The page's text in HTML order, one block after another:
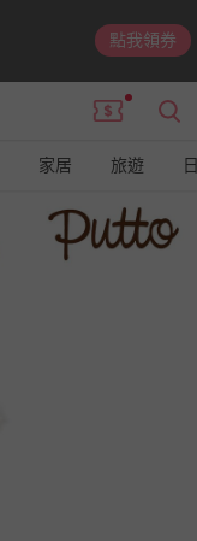
點我領券
家居 旅遊